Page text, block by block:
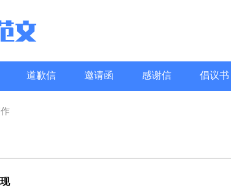
道歉信 邀请函 感谢信 倡议书